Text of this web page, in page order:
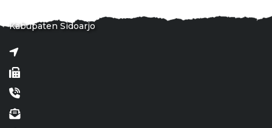
Kabupaten Sidoarjo